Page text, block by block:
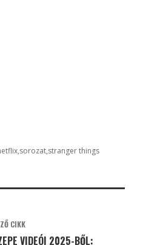
sorozat stranger things
CIKK
VIDEÓI 2025-BŐL: